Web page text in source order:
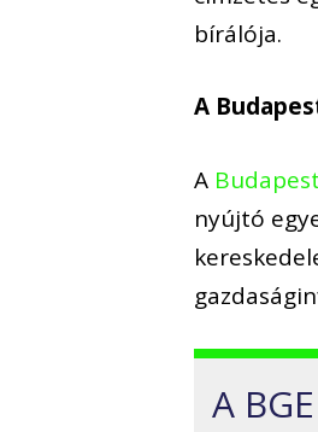
bírálója.
A
A
nyújtó
A